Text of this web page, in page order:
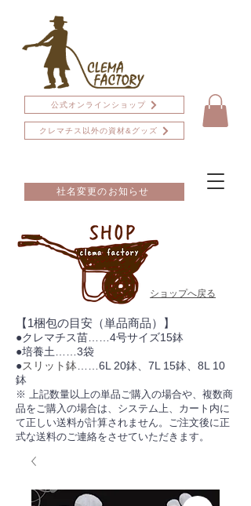
クレマチス以外の資材&グッズ
公式オンラインショップ
社名変更のお知らせ
ショップへ戻る
【1梱包の目安（単品商品）】
●クレマチス苗……4号サイズ15鉢
●培養土……3袋
●スリット鉢 ……6L 20鉢、7L 15鉢、8L 10
鉢
※ 上記数量以上の単品ご購入の場合や、複数商
品をご購入の場合は、システム上、カート内に
て正しい送料が計算されません。ご注文後に正
式な送料のご連絡をさせていただきます。